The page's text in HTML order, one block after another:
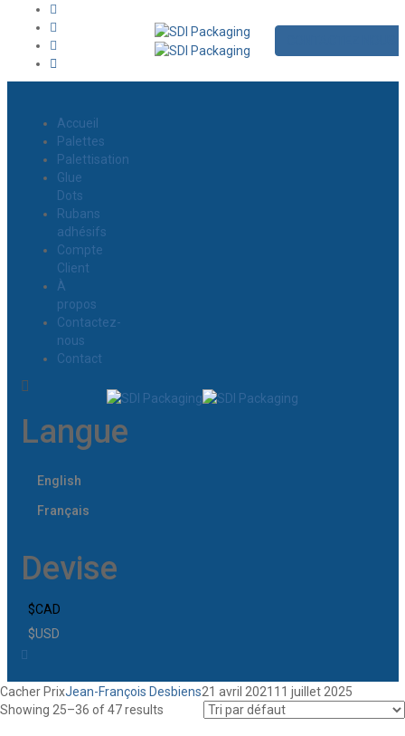
Accueil
Palettes
Palettisation
Glue
Dots
Rubans
adhésifs
Compte
Client
À
propos
Contactez-
nous
Contact
Langue
English
Français
Devise
$CAD
$USD
Cacher PrixJean-François Desbiens21 avril 2021 11 juillet 2025
Showing 25–36 of 47 results